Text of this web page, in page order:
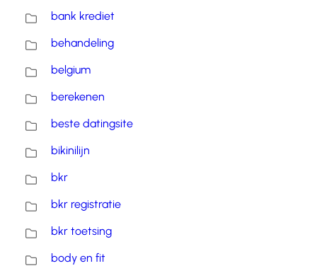
bank krediet
behandeling
belgium
berekenen
beste datingsite
bikinilijn
bkr
bkr registratie
bkr toetsing
body en fit